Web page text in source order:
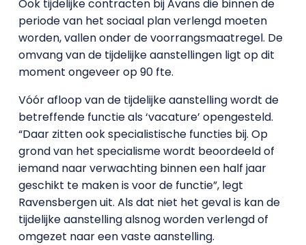
Ook tijdelijke contracten bij Avans die binnen de
periode van het sociaal plan verlengd moeten
worden, vallen onder de voorrangsmaatregel. De
omvang van de tijdelijke aanstellingen ligt op dit
moment ongeveer op 90 fte.
Vóór afloop van de tijdelijke aanstelling wordt de
betreffende functie als ‘vacature’ opengesteld.
“Daar zitten ook specialistische functies bij. Op
grond van het specialisme wordt beoordeeld of
iemand naar verwachting binnen een half jaar
geschikt te maken is voor de functie”, legt
Ravensbergen uit. Als dat niet het geval is kan de
tijdelijke aanstelling alsnog worden verlengd of
omgezet naar een vaste aanstelling.